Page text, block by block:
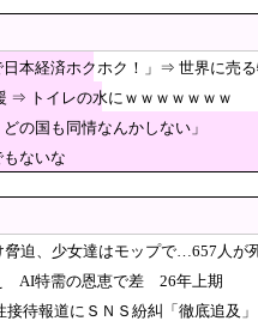
」“停滞”する久保建英を韓国メディ
た中国人らの渡米を問題視
から完全制御のおそれ！
被災者、遺族への取
、「うまい言い訳が思
題になった弁当がこ
ら辺のトマトに砂糖水を注
優先案内、ソフトドリンク飲み放題
本経済ホクホク！」⇒ 世界に売
⇒ トイレの水にｗｗｗｗｗｗｗ
の国も同情なんかしない」
もないな
迫、少女達はモップで…657人が
AI特需の恩恵で差 26年上期
待報道にＳＮＳ紛糾「徹底追及」